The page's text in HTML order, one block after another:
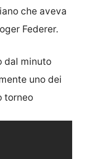
che aveva
Federer.
dal minuto
uno dei
torneo